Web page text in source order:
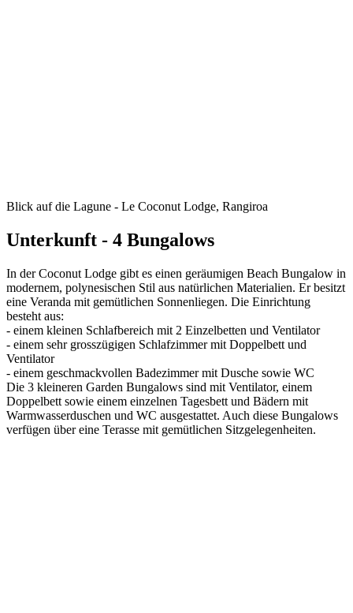
Blick auf die Lagune - Le Coconut Lodge, Rangiroa
Unterkunft - 4 Bungalows
In der Coconut Lodge gibt es einen geräumigen Beach Bungalow in
modernem, polynesischen Stil aus natürlichen Materialien. Er besitzt
eine Veranda mit gemütlichen Sonnenliegen. Die Einrichtung
besteht aus:
- einem kleinen Schlafbereich mit 2 Einzelbetten und Ventilator
- einem sehr grosszügigen Schlafzimmer mit Doppelbett und
Ventilator
- einem geschmackvollen Badezimmer mit Dusche sowie WC
Die 3 kleineren Garden Bungalows sind mit Ventilator, einem
Doppelbett sowie einem einzelnen Tagesbett und Bädern mit
Warmwasserduschen und WC ausgestattet. Auch diese Bungalows
verfügen über eine Terasse mit gemütlichen Sitzgelegenheiten.